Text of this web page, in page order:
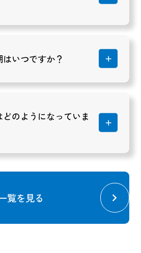
いつですか？
のようになっていま
覧を見る